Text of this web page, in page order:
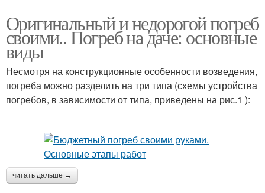
Оригинальный и недорогой погреб
своими.. Погреб на даче: основные
виды
Несмотря на конструкционные особенности возведения,
погреба можно разделить на три типа (схемы устройства
погребов, в зависимости от типа, приведены на рис.1 ):
читать дальше →